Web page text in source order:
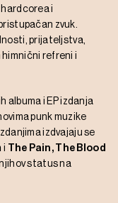
hardcorea i
zvuk.
prijateljstva,
refreni i
albuma i EP izdanja
punk muzike
izdvajaju se
i The Pain, The Blood
status na